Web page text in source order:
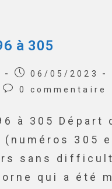
à 305
06/05/2023
0 commentaire
à 305 Départ
(numéros 305
sans
qui a été